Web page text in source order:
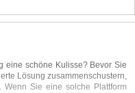
eine schöne Kulisse? Bevor Sie
Lösung zusammenschustern,
Sie eine solche Plattform